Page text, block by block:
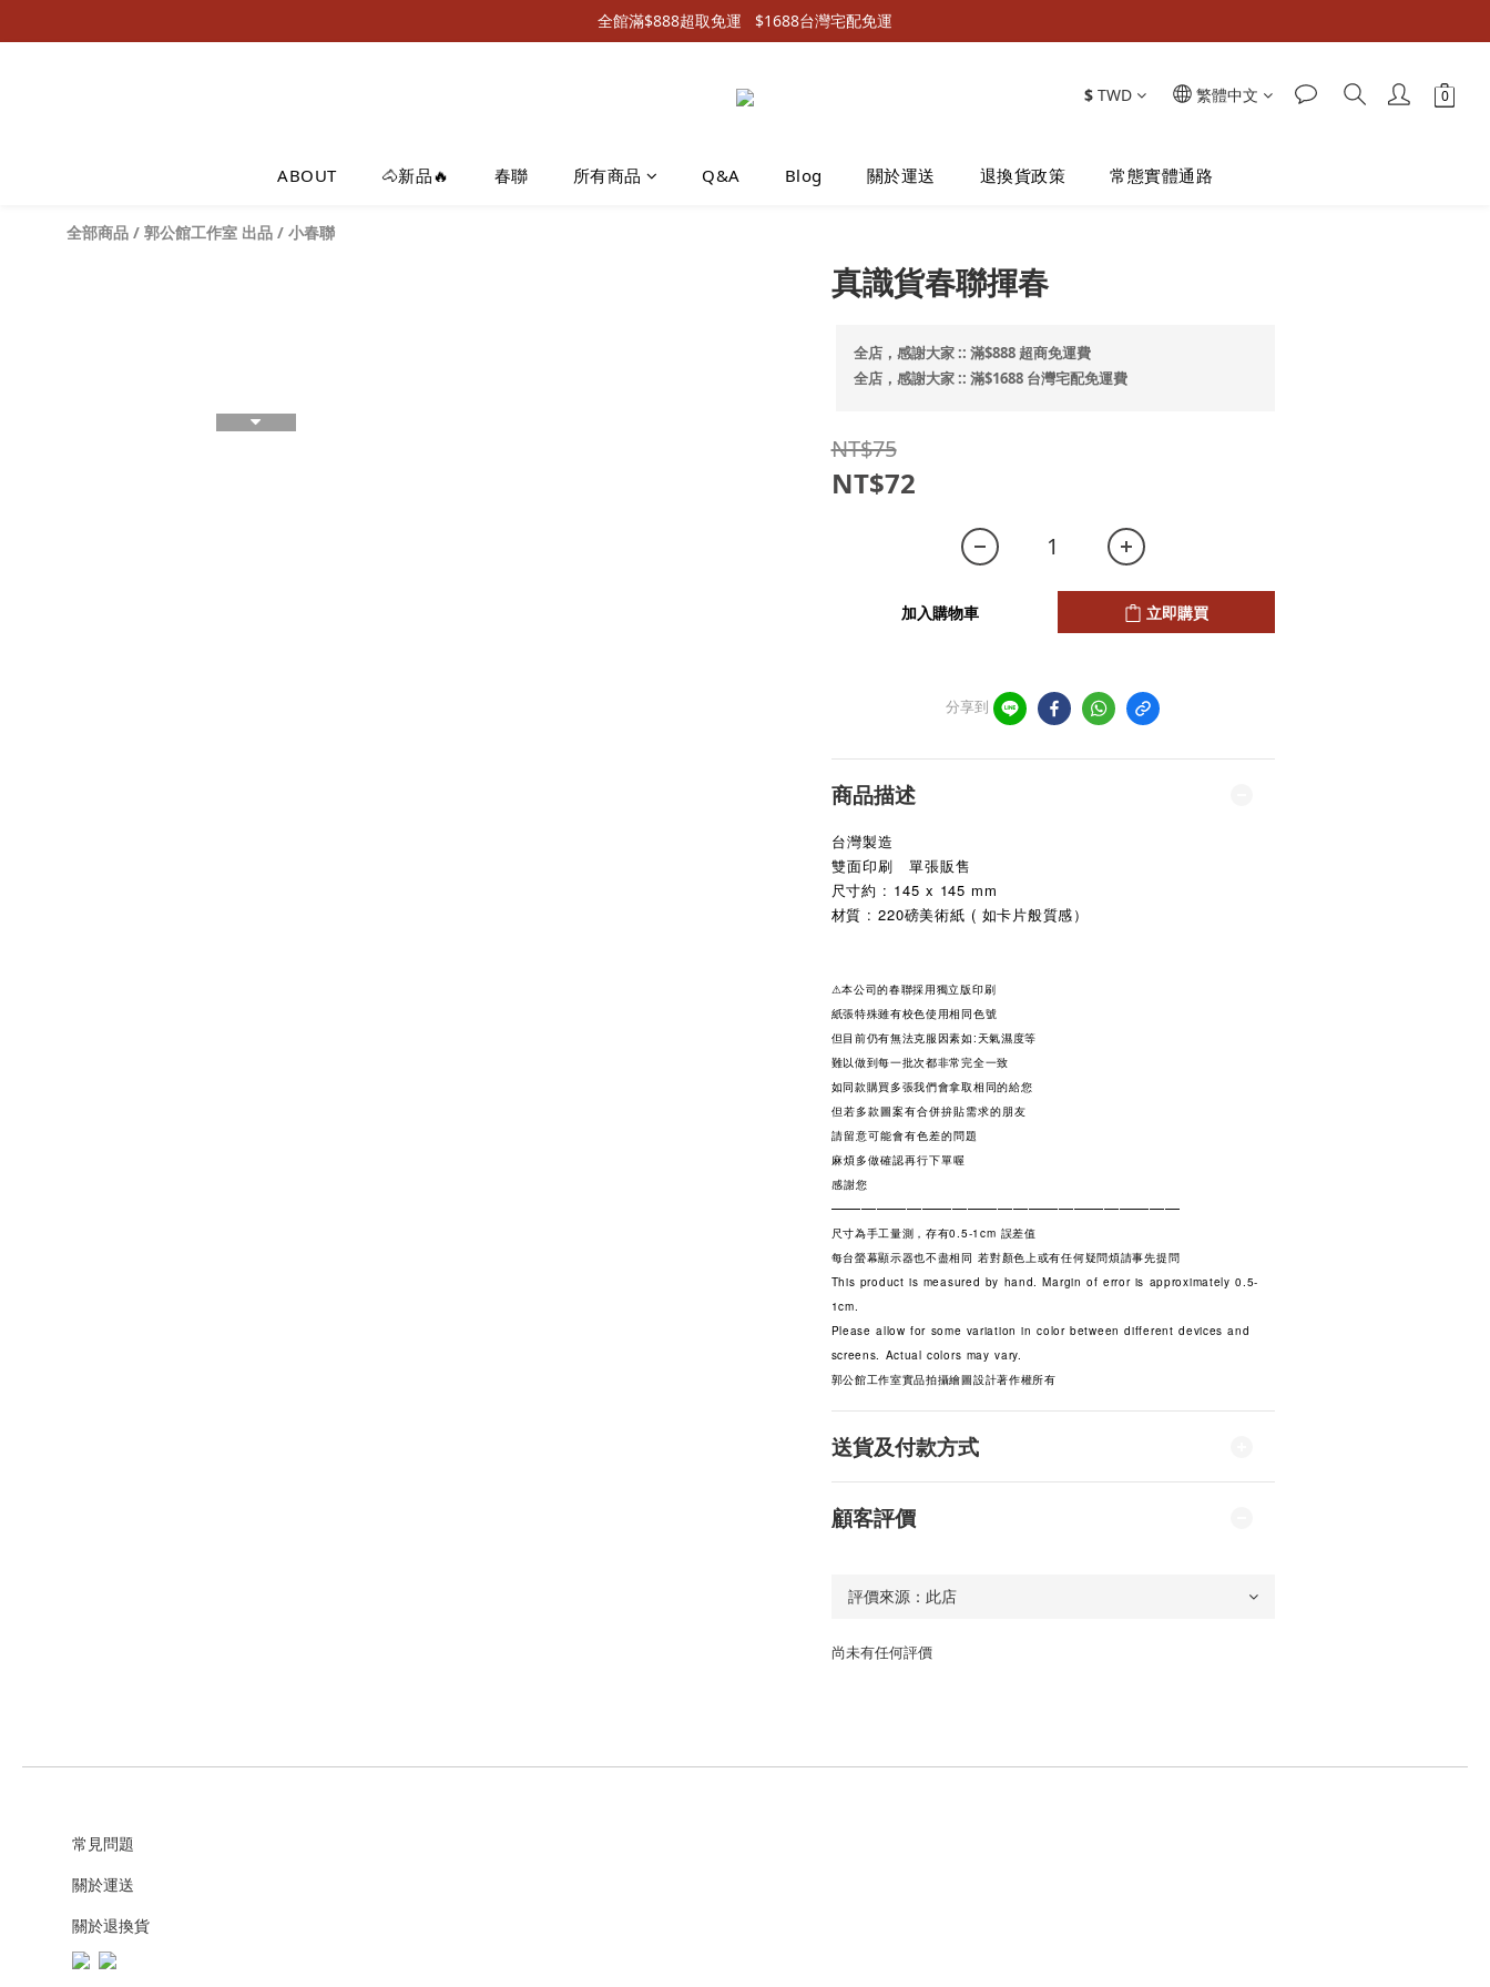
全館滿$888超取免運   $1688台灣宅配免運
$ TWD 繁體中文
ABOUT 🐴新品🔥 春聯 所有商品 Q&A Blog 關於運送 退換貨政策 常態實體通路
全部商品 / 郭公館工作室 出品 / 小春聯
真識貨春聯揮春
全店，感謝大家 :: 滿$888 超商免運費
全店，感謝大家 :: 滿$1688 台灣宅配免運費
NT$75
NT$72
加入購物車 立即購買
分享到
商品描述
台灣製造
雙面印刷 單張販售
尺寸約 : 145 x 145 mm
材質 : 220磅美術紙 ( 如卡片般質感）
⚠本公司的春聯採用獨立版印刷
紙張特殊雖有校色使用相同色號
但目前仍有無法克服因素如:天氣濕度等
難以做到每一批次都非常完全一致
如同款購買多張我們會拿取相同的給您
但若多款圖案有合併拚貼需求的朋友
請留意可能會有色差的問題
麻煩多做確認再行下單喔
感謝您
———————————————————————
尺寸為手工量測，存有0.5-1cm 誤差值
每台螢幕顯示器也不盡相同 若對顏色上或有任何疑問煩請事先提問
This product is measured by hand. Margin of error is approximately 0.5-
1cm.
Please allow for some variation in color between different devices and
screens. Actual colors may vary.
郭公館工作室實品拍攝繪圖設計著作權所有
送貨及付款方式
顧客評價
尚未有任何評價
常見問題
關於運送
關於退換貨